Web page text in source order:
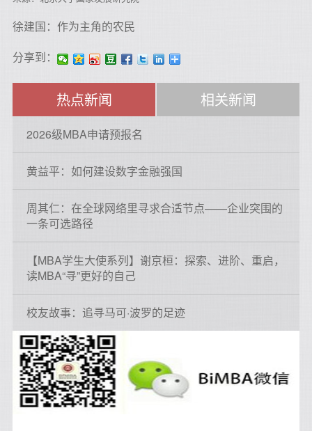
徐建国：作为主角的农民
分享到：
热点新闻 相关新闻
2026级MBA申请预报名
黄益平：如何建设数字金融强国
周其仁：在全球网络里寻求合适节点——企业突围的
一条可选路径
【MBA学生大使系列】谢京桓：探索、进阶、重启，
读MBA“寻”更好的自己
校友故事：追寻马可·波罗的足迹